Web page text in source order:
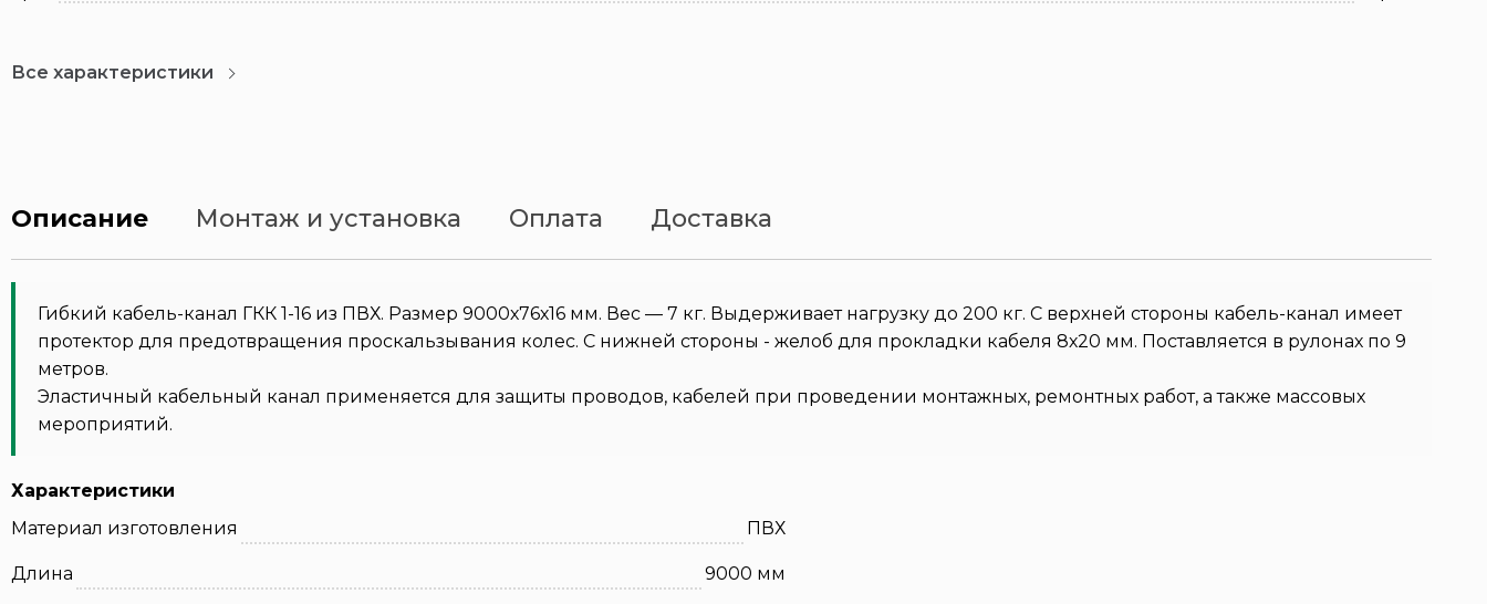
Все характеристики
Описание Монтаж и установка Оплата Доставка
Гибкий кабель-канал ГКК 1-16 из ПВХ. Размер 9000х76х16 мм. Вес — 7 кг. Выдерживает нагрузку до 200 кг. С верхней стороны кабель-канал имеет
протектор для предотвращения проскальзывания колес. С нижней стороны - желоб для прокладки кабеля 8х20 мм. Поставляется в рулонах по 9
метров.
Эластичный кабельный канал применяется для защиты проводов, кабелей при проведении монтажных, ремонтных работ, а также массовых
мероприятий.
Характеристики
Материал изготовления
ПВХ
Длина 9000 мм